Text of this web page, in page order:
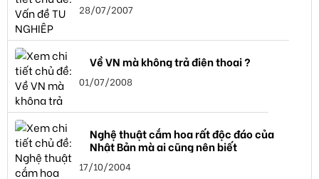
28/07/2007
Về VN mà không trả điện thoại ?
01/07/2008
Nghệ thuật cắm hoa rất độc đáo của
Nhật Bản mà ai cũng nên biết
17/10/2004